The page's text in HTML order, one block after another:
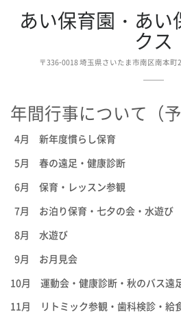
あい保育園・あい
クス
〒336-0018 埼玉県さいたま市南区南本
年間行事について（予
4月 新年度慣らし保育
5月 春の遠足・健康診断
6月 保育・レッスン参観
7月 お泊り保育・七夕の会・水遊び
8月 水遊び
9月 お月見会
10月 運動会・健康診断・秋のバス遠
11月 リトミック参観・歯科検診・給